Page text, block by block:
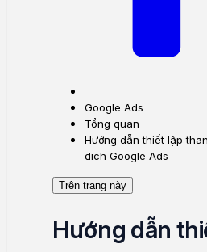
Google Ads
Tổng quan
Hướng dẫn thiết lập
dịch Google Ads
Trên trang này
Hướng dẫn